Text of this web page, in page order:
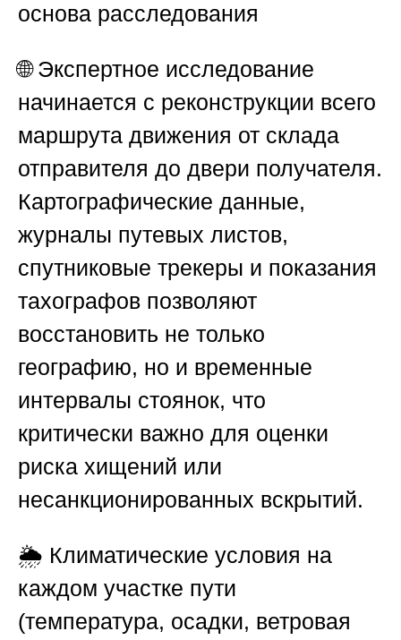
основа расследования
🌐 Экспертное исследование
начинается с реконструкции всего
маршрута движения от склада
отправителя до двери получателя.
Картографические данные,
журналы путевых листов,
спутниковые трекеры и показания
тахографов позволяют
восстановить не только
географию, но и временные
интервалы стоянок, что
критически важно для оценки
риска хищений или
несанкционированных вскрытий.
🌦️ Климатические условия на
каждом участке пути
(температура, осадки, ветровая